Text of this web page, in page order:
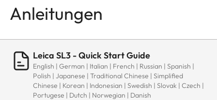
Anleitungen
Leica SL3 - Quick Start Guide
English | German | Italian | French | Russian | Spanish |
Polish | Japanese | Traditional Chinese | Simplified
Chinese | Korean | Indonesian | Swedish | Slovak | Czech |
Portugese | Dutch | Norwegian | Danish